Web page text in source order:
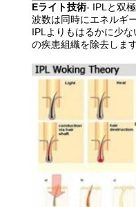
Eライト技術- IPLと双
波数は同時にエネルギ
IPLよりもはるかに少
の疾患組織を除去しま